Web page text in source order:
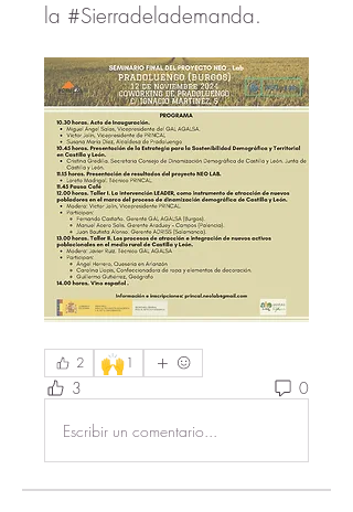
la #Sierradelademanda.
2 🙌1
3 0
Escribir un comentario...